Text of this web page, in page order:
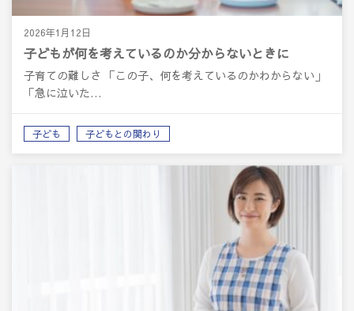
2026年1月12日
子どもが何を考えているのか分からないときに
子育ての難しさ 「この子、何を考えているのかわからない」
「急に泣いた…
子ども 子どもとの関わり